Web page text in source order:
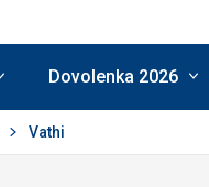
Dovolenka 2026
Vathi